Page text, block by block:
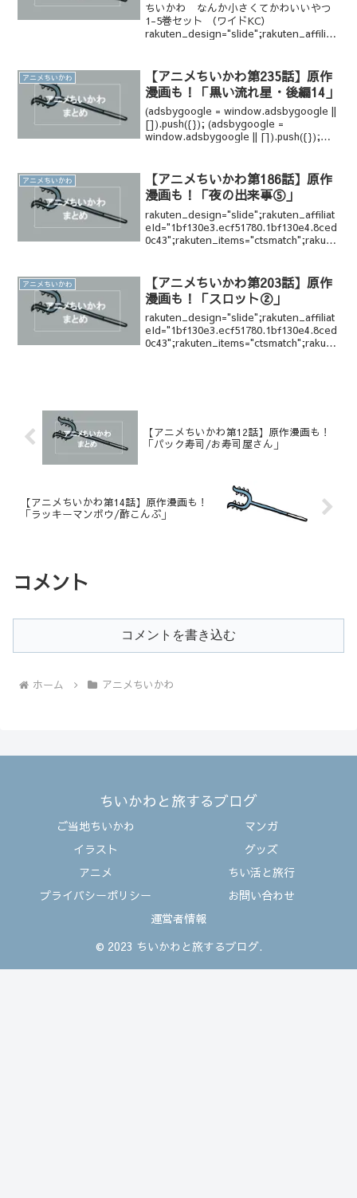
ちいかわ なんか小さくてかわいいやつ
1-5巻セット （ワイドKC）
rakuten_design="slide";rakuten_affiliat
アニメちいかわ
【アニメちいかわ第235話】原作
漫画も！「黒い流れ星・後編14」
(adsbygoogle = window.adsbygoogle ||
[]).push({}); (adsbygoogle =
window.adsbygoogle || []).push({});
アニメちいかわ
【アニメちいかわ第186話】原作
漫画も！「夜の出来事⑤」
rakuten_design="slide";rakuten_affiliat
eId="1bf130e3.ecf51780.1bf130e4.8ced
0c43";rakuten_items="ctsmatch";rakute
アニメちいかわ
【アニメちいかわ第203話】原作
漫画も！「スロット②」
rakuten_design="slide";rakuten_affiliat
eId="1bf130e3.ecf51780.1bf130e4.8ced
0c43";rakuten_items="ctsmatch";rakute
【アニメちいかわ第12話】原作漫画も！
「パック寿司/お寿司屋さん」
【アニメちいかわ第14話】原作漫画も！
「ラッキーマンボウ/酢こんぶ」
コメント
コメントを書き込む
ホーム アニメちいかわ
ちいかわと旅するブログ
ご当地ちいかわ
マンガ
イラスト
グッズ
アニメ
ちい活と旅行
プライバシーポリシー
お問い合わせ
運営者情報
© 2023 ちいかわと旅するブログ.